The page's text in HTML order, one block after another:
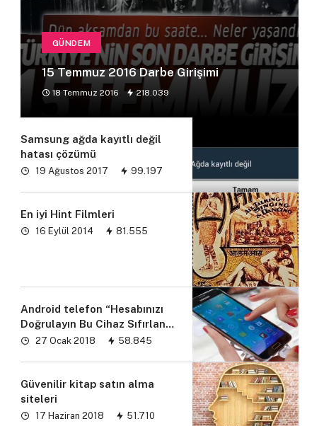
GÜNDEM
15 Temmuz 2016 Darbe Girişimi
18 Temmuz 2016 218.039
Samsung ağda kayıtlı değil
hatası çözümü
19 Ağustos 2017 99.197
En iyi Hint Filmleri
16 Eylül 2014 81.555
Android telefon “Hesabınızı
Doğrulayın Bu Cihaz Sıfırlandı
sorunu” çözümü
27 Ocak 2018 58.845
Güvenilir kitap satın alma
siteleri
17 Haziran 2018 51.710